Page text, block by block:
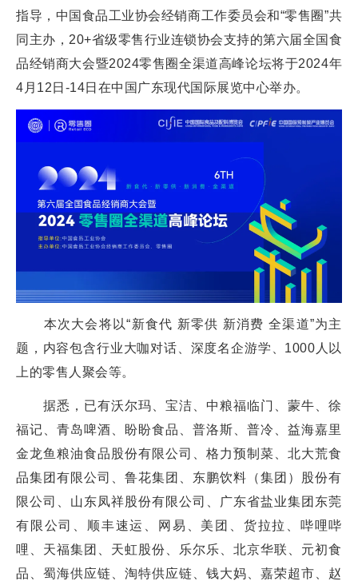
指导，中国食品工业协会经销商工作委员会和“零售圈”共
同主办，20+省级零售行业连锁协会支持的第六届全国食
品经销商大会暨2024零售圈全渠道高峰论坛将于2024年
4月12日-14日在中国广东现代国际展览中心举办。
本次大会将以“新食代 新零供 新消费 全渠道”为主
题，内容包含行业大咖对话、深度名企游学、1000人以
上的零售人聚会等。
据悉，已有沃尔玛、宝洁、中粮福临门、蒙牛、徐
福记、青岛啤酒、盼盼食品、普洛斯、普冷、益海嘉里
金龙鱼粮油食品股份有限公司、格力预制菜、北大荒食
品集团有限公司、鲁花集团、东鹏饮料（集团）股份有
限公司、山东凤祥股份有限公司、广东省盐业集团东莞
有限公司、顺丰速运、网易、美团、货拉拉、哔哩哔
哩、天福集团、天虹股份、乐尔乐、北京华联、元初食
品、蜀海供应链、淘特供应链、钱大妈、嘉荣超市、赵